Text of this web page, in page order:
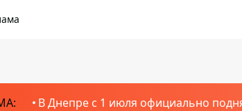
В Днепре с 1 июля официально